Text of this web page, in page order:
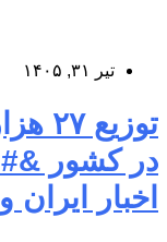
تیر ۳۱, ۱۴۰۵
اخبار ایران